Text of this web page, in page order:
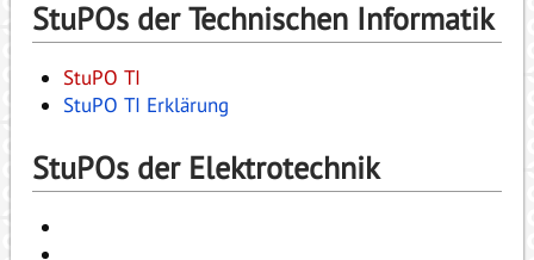
StuPOs der Technischen Informatik
StuPO TI
StuPO TI Erklärung
StuPOs der Elektrotechnik